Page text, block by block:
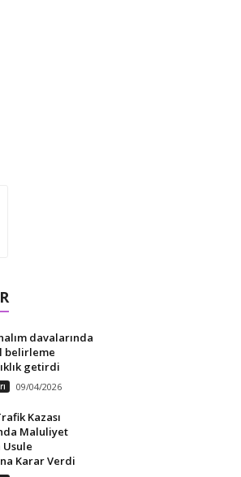
davalarında
belirleme
getirdi
09/04/2026
Kazası
Maluliyet
Usule
Karar Verdi